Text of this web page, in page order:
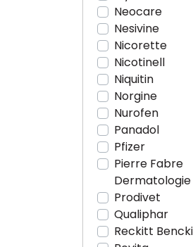
Neocare
Nesivine
Nicorette
Nicotinell
Niquitin
Norgine
Nurofen
Panadol
Pfizer
Pierre Fabre
Dermatologie
Prodivet
Qualiphar
Reckitt